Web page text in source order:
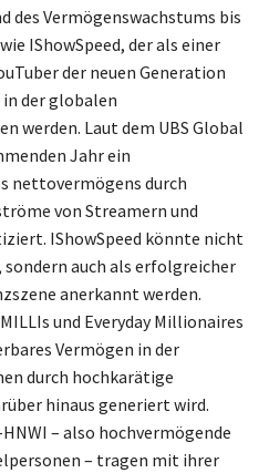
des Vermögenswachstums bis
IShowSpeed, der als einer
der neuen Generation
der globalen
werden. Laut dem UBS Global
Jahr ein
nettovermögens durch
von Streamern und
IShowSpeed könnte nicht
auch als erfolgreicher
anerkannt werden.
und Everyday Millionaires
Vermögen in der
durch hochkarätige
hinaus generiert wird.
– also hochvermögende
– tragen mit ihrer